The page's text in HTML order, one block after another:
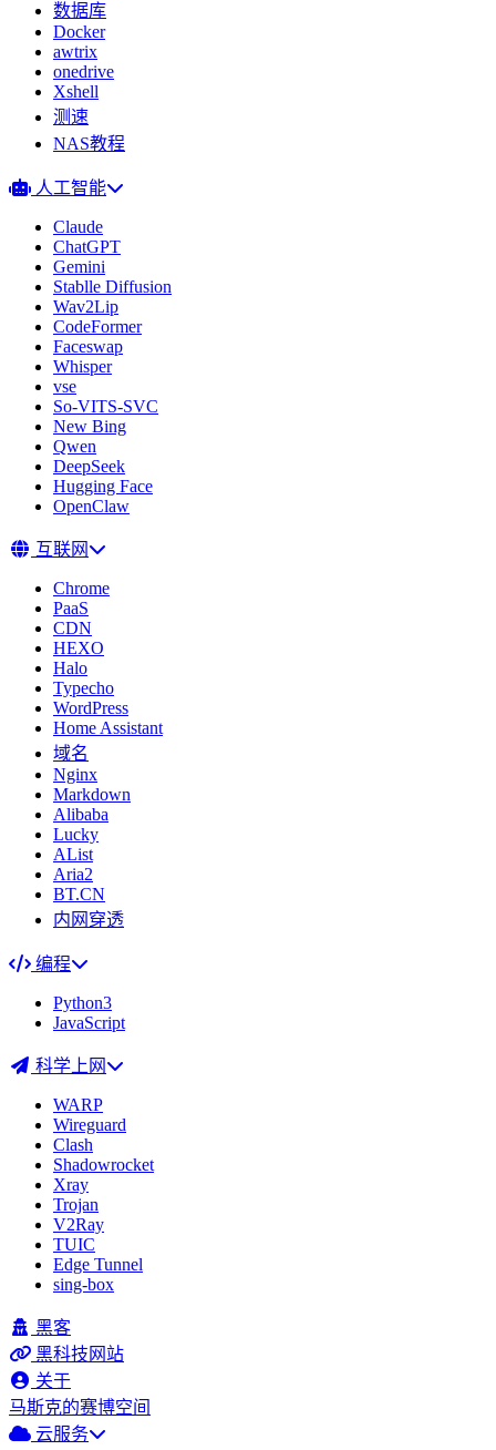
数据库
Docker
awtrix
onedrive
Xshell
测速
NAS教程
人工智能
Claude
ChatGPT
Gemini
Stablle Diffusion
Wav2Lip
CodeFormer
Faceswap
Whisper
vse
So-VITS-SVC
New Bing
Qwen
DeepSeek
Hugging Face
OpenClaw
互联网
Chrome
PaaS
CDN
HEXO
Halo
Typecho
WordPress
Home Assistant
域名
Nginx
Markdown
Alibaba
Lucky
AList
Aria2
BT.CN
内网穿透
编程
Python3
JavaScript
科学上网
WARP
Wireguard
Clash
Shadowrocket
Xray
Trojan
V2Ray
TUIC
Edge Tunnel
sing-box
黑客
黑科技网站
关于
马斯克的赛博空间
云服务